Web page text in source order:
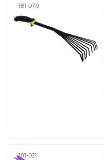
181-070
181-021